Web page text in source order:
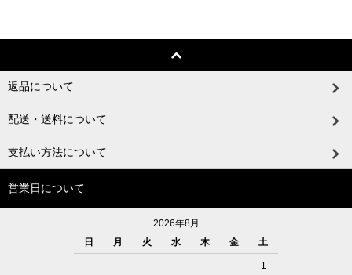
返品について
配送・送料について
支払い方法について
営業日について
2026年8月
日
月 火 水 木 金 土
1